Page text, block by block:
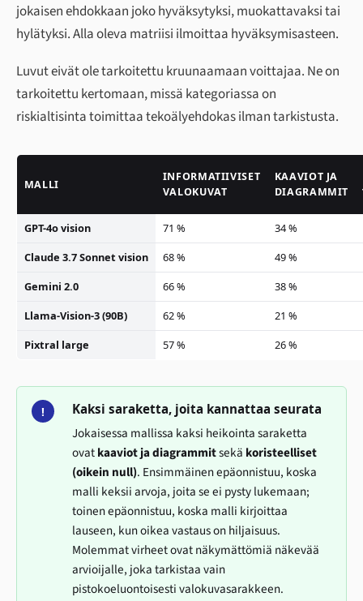
jokaisen ehdokkaan jokohyväksytyksi,muokattavaksitai
hylätyksi. Alla oleva matriisi ilmoittaa hyväksymisasteen.
Luvut eivät ole tarkoitettu kruunaamaan voittajaa. Ne on
tarkoitettu kertomaan, missä kategoriassa on
riskialtisinta toimittaa tekoälyehdokas ilman tarkistusta.
MALLI
INFORMATIIVISET
VALOKUVAT
KAAVIOT JA
DIAGRAMMIT
GPT-4o vision 71 % 34 %
Claude 3.7 Sonnet vision
68 % 49 %
Gemini 2.0
66 % 38 %
Llama-Vision-3 (90B)
62 % 21 %
Pixtral large
57 % 26 %
! Kaksi saraketta, joita kannattaa seurata
Jokaisessa mallissa kaksi heikointa saraketta
ovatkaaviot ja diagrammitsekä koristeelliset
(oikein null). Ensimmäinen epäonnistuu, koska
malli keksii arvoja, joita se ei pysty lukemaan;
toinen epäonnistuu, koska malli kirjoittaa
lauseen, kun oikea vastaus on hiljaisuus.
Molemmat virheet ovat näkymättömiä näkevää
arvioijalle, joka tarkistaa vain
pistokoeluontoisesti valokuvasarakkeen.